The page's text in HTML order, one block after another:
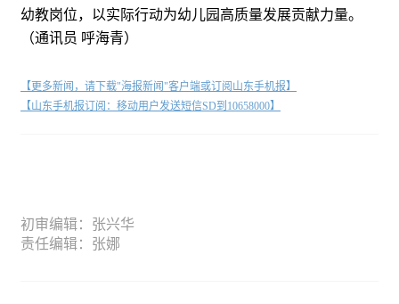
幼教岗位，以实际行动为幼儿园高质量发展贡献力量。
（通讯员 呼海青）
【更多新闻，请下载"海报新闻"客户端或订阅山东手机报】
【山东手机报订阅：移动用户发送短信SD到10658000】
初审编辑：张兴华
责任编辑：张娜